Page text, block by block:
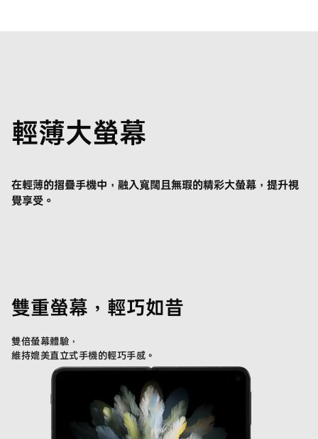
輕薄大螢幕
在輕薄的摺疊手機中，融入寬闊且無瑕的精彩大螢幕， 提升視
覺享受。
雙重螢幕，輕巧如昔
雙倍螢幕體驗，
維持媲美直立式手機的輕巧手感。